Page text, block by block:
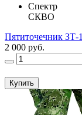
Спектр
СКВО
Пятиточечник ЗТ-1
2 000 руб.
Купить